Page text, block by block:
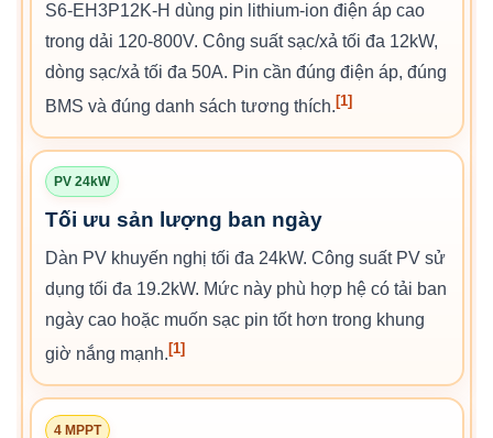
S6-EH3P12K-H dùng pin lithium-ion điện áp cao
trong dải 120-800V. Công suất sạc/xả tối đa 12kW,
dòng sạc/xả tối đa 50A. Pin cần đúng điện áp, đúng
BMS và đúng danh sách tương thích. [1]
PV 24kW
Tối ưu sản lượng ban ngày
Dàn PV khuyến nghị tối đa 24kW. Công suất PV sử
dụng tối đa 19.2kW. Mức này phù hợp hệ có tải ban
ngày cao hoặc muốn sạc pin tốt hơn trong khung
giờ nắng mạnh. [1]
4 MPPT